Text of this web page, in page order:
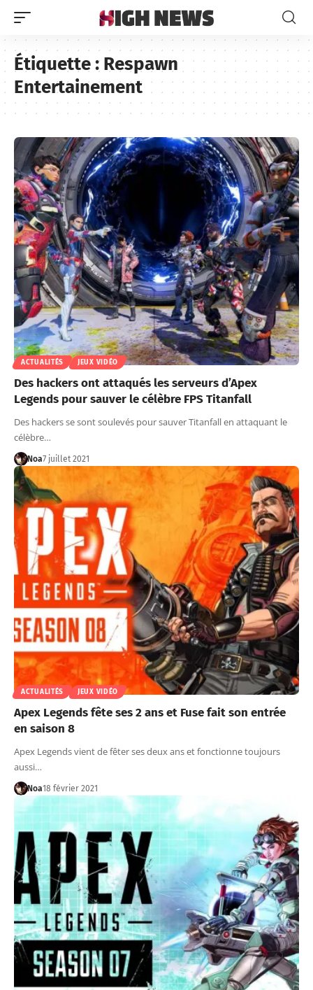
Étiquette :Respawn
Entertainement
ACTUALITÉS JEUX VIDÉO
Des hackers ont attaqués les serveurs d’Apex
Legends pour sauver le célèbre FPS Titanfall
Des hackers se sont soulevés pour sauver Titanfall en attaquant le
célèbre…
Noa7 juillet 2021
ACTUALITÉS JEUX VIDÉO
Apex Legends fête ses 2 ans et Fuse fait son entrée
en saison 8
Apex Legends vient de fêter ses deux ans et fonctionne toujours
aussi…
Noa18 février 2021